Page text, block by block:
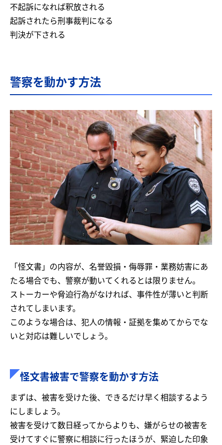
不起訴になれば釈放される
起訴されたら刑事裁判になる
判決が下される
警察を動かす方法
「怪文書」の内容が、名誉毀損・侮辱罪・業務妨害にあ
たる場合でも、警察が動いてくれるとは限りません。
ストーカーや脅迫行為がなければ、事件性が薄いと判断
されてしまいます。
このような場合は、犯人の情報・証拠を集めてからでな
いと対応は難しいでしょう。
怪文書被害で警察を動かす方法
まずは、被害を受けた後、できるだけ早く相談するよう
にしましょう。
被害を受けて数日経ってからよりも、嫌がらせの被害を
受けてすぐに警察に相談に行ったほうが、緊迫した印象